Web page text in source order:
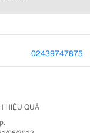
02439747875
HIỆU QUẢ